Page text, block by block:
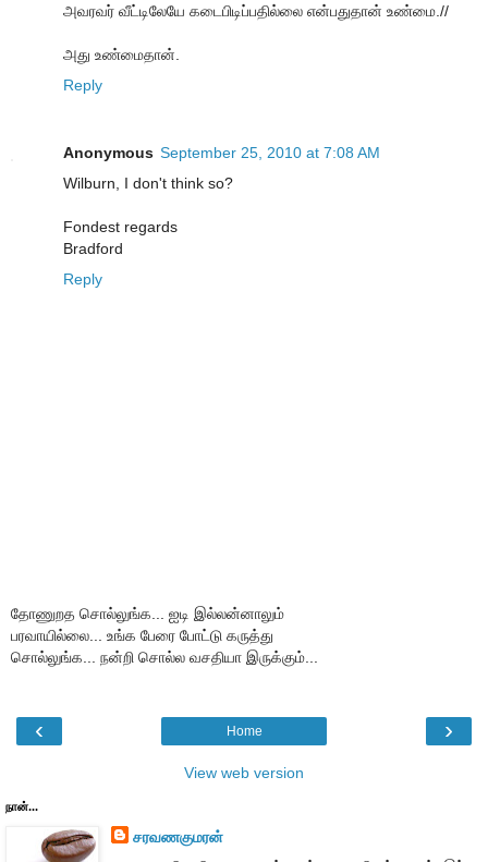
அவரவர் வீட்டிலேயே கடைபிடிப்பதில்லை என்பதுதான் உண்மை.//
அது உண்மைதான்.
Reply
Anonymous September 25, 2010 at 7:08 AM
Wilburn, I don't think so?
Fondest regards
Bradford
Reply
தோணுறத சொல்லுங்க... ஐடி இல்லன்னாலும்
பரவாயில்லை... உங்க பேரை போட்டு கருத்து
சொல்லுங்க... நன்றி சொல்ல வசதியா இருக்கும்...
‹ ›
Home
View web version
நான்...
சரவணகுமரன்